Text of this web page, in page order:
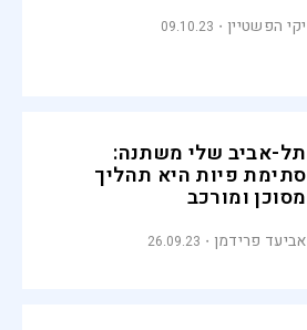
יקי הפשטיין 09.10.23
תל-אביב שלי משתנה:
סתימת פיות היא תהליך
מסוכן ומורכב
אביעד פרידמן 26.09.23